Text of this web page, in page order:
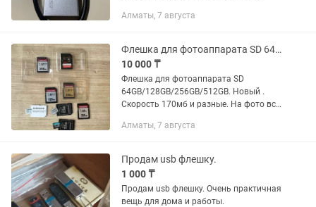
цена 45тыс Чуть чуть торг
Алматы, 7 августа
Флешка для фотоаппарата SD 64GB/128GB/256GB/512GB. Новый
10 000 ₸
Флешка для фотоаппарата SD
64GB/128GB/256GB/512GB. Новый .
Скорость 170мб и разные. На фото все
нужно брать такие прямые флешки,
Алматы, 7 августа
Продам usb флешку.
1 000 ₸
Продам usb флешку. Очень практичная
вещь для дома и работы.